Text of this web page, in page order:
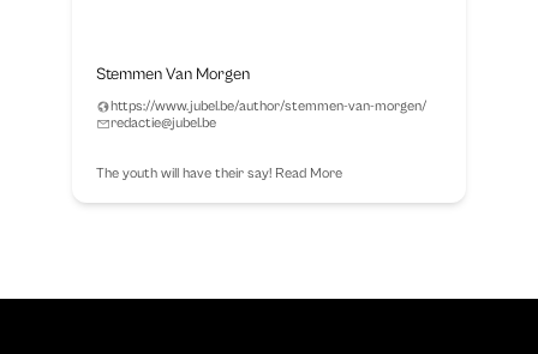
Stemmen Van Morgen
https://www.jubel.be/author/stemmen-van-morgen/
redactie@jubel.be
The youth will have their say!Read More